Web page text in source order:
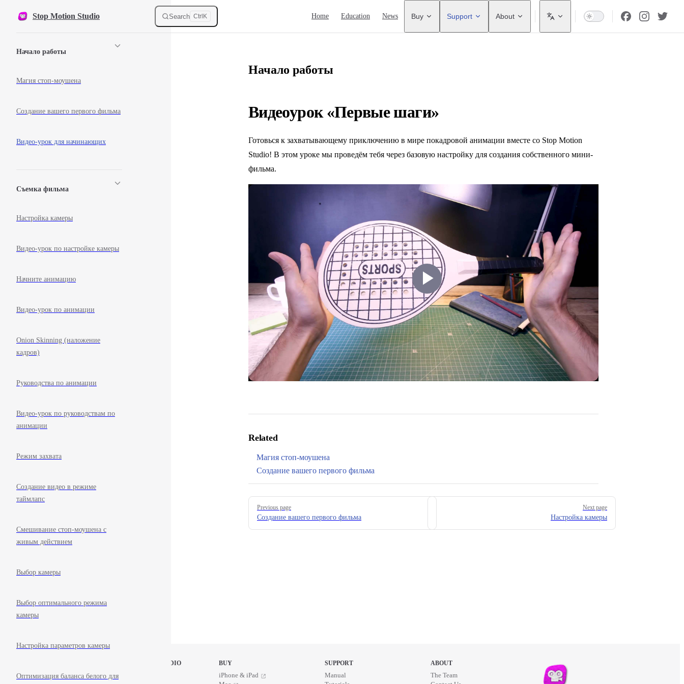
Skip to content
Stop Motion Studio Search Ctrl K Home Education News Buy Support About
Начало работы
Магия стоп-моушена
Создание вашего первого фильма
Видео-урок для начинающих
Съемка фильма
Настройка камеры
Видео-урок по настройке камеры
Начните анимацию
Видео-урок по анимации
Onion Skinning (наложение
кадров)
Руководства по анимации
Видео-урок по руководствам по
анимации
Режим захвата
Создание видео в режиме
таймлапс
Смешивание стоп-моушена с
живым действием
Выбор камеры
Выбор оптимального режима
камеры
Настройка параметров камеры
Оптимизация баланса белого для
Начало работы
Видеоурок «Первые шаги»
Готовься к захватывающему приключению в мире покадровой анимации вместе со Stop Motion
Studio! В этом уроке мы проведём тебя через базовую настройку для создания собственного мини-
фильма.
Play
Video
Related
Магия стоп-моушена
Создание вашего первого фильма
Pager
Previous page
Создание вашего первого фильма
Next page
Настройка камеры
STOP MOTION STUDIO
Home
BUY
iPhone & iPad
SUPPORT
Manual
ABOUT
The Team